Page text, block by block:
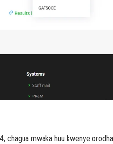
chagua mwaka huu kwenye